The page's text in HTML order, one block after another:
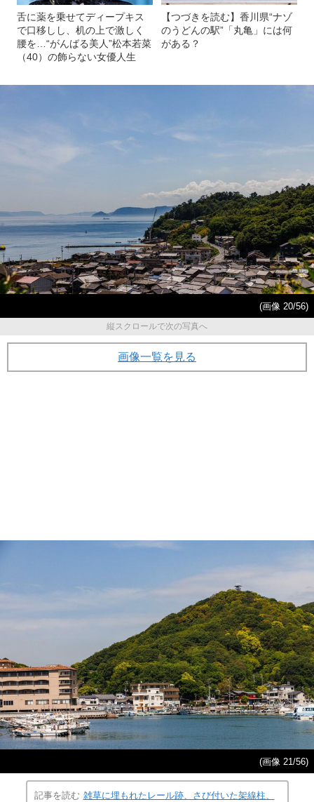
舌に薬を乗せてディープキス
で口移しし、机の上で激しく
腰を…“がんばる美人”松本若菜
（40）の飾らない女優人生
【つづきを読む】香川県“ナゾ
のうどんの駅”「丸亀」には何
がある？
(画像 20/56)
縦スクロールで次の写真へ
画像一覧を見る
(画像 21/56)
記事を読む 雑草に埋もれたレール跡、さび付いた架線柱、